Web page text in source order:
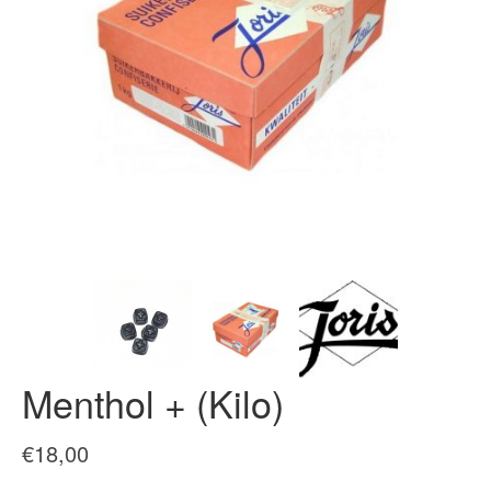
Menthol + (Kilo)
€18,00